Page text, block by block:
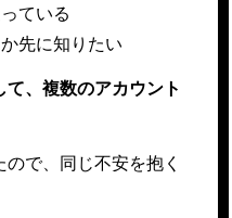
ている
先に知りたい
、複数のアカウント
で、同じ不安を抱く